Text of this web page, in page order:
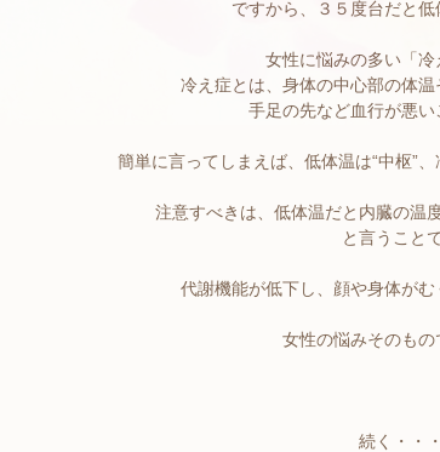
ですから、３５度台だと低
女性に悩みの多い「冷
冷え症とは、身体の中心部の体温
手足の先など血行が悪い
簡単に言ってしまえば、低体温は“中枢”、
注意すべきは、低体温だと内臓の温
と言うこと
代謝機能が低下し、顔や身体がむ
女性の悩みそのもの
続く・・